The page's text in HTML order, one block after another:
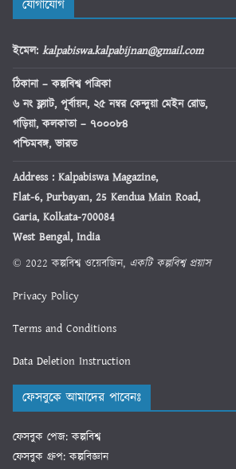
যোগাযোগ
ইমেল: kalpabiswa.kalpabijnan@gmail.com
ঠিকানা– কল্পবিশ্ব পত্রিকা
৬ নং ফ্ল্যাট, পূর্বায়ন, ২৫ নম্বর কেন্দুয়া মেইন রোড,
গড়িয়া, কলকাতা – ৭০০০৮৪
পশ্চিমবঙ্গ, ভারত
Address : Kalpabiswa Magazine,
Flat-6, Purbayan, 25 Kendua Main Road,
Garia, Kolkata-700084
West Bengal, India
© 2022 কল্পবিশ্ব ওয়েবজিন, একটি কল্পবিশ্ব প্রয়াস
Privacy Policy
Terms and Conditions
Data Deletion Instruction
ফেসবুকে আমাদের পাবেনঃ
ফেসবুক পেজ: কল্পবিশ্ব
ফেসবুক গ্রুপ: কল্পবিজ্ঞান